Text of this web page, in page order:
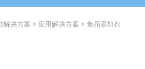
解决方案 应用解决方案 食品添加剂